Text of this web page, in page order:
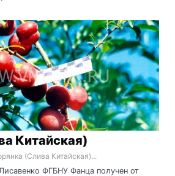
Китайская)
(Слива Китайская)...
ФГБНУ Фанца получен от